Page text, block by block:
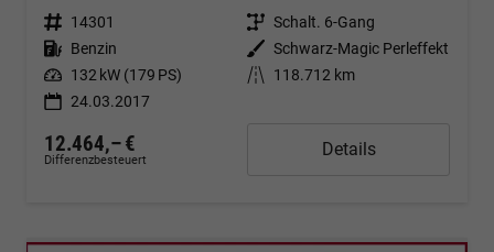
Fahrzeugnr. 14301 Getriebe Schalt. 6-Gang
Kraftstoff Benzin Außenfarbe Schwarz-Magic Perleffekt
Leistung 132 kW (179 PS) Kilometerstand
118.712 km
24.03.2017
12.464,– €
Differenzbesteuert
Details